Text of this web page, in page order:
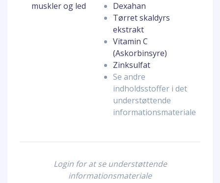
muskler og led
Dexahan
Tørret skaldyrs
ekstrakt
Vitamin C
(Askorbinsyre)
Zinksulfat
Se andre
indholdsstoffer i det
understøttende
informationsmateriale
Login for at se understøttende
informationsmateriale